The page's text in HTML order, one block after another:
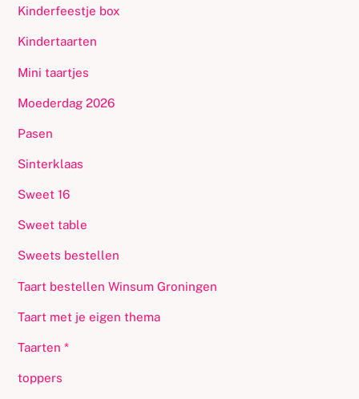
Kinderfeestje box
Kindertaarten
Mini taartjes
Moederdag 2026
Pasen
Sinterklaas
Sweet 16
Sweet table
Sweets bestellen
Taart bestellen Winsum Groningen
Taart met je eigen thema
Taarten *
toppers